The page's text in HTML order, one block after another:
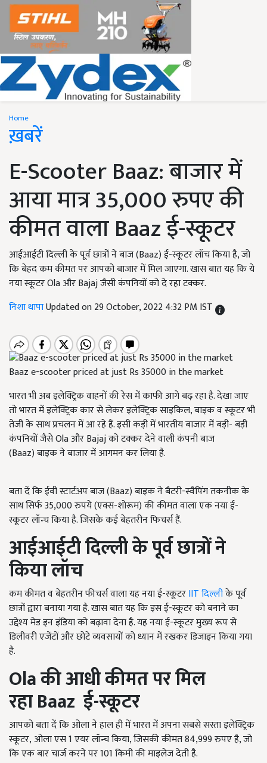
Home
ख़बरें
E-Scooter Baaz: बाजार में
आया मात्र 35,000 रुपए की
कीमत वाला Baaz ई-स्कूटर
आईआईटी दिल्ली के पूर्व छात्रों ने बाज (Baaz) ई-स्कूटर लॉच किया है, जो
कि बेहद कम कीमत पर आपको बाजार में मिल जाएगा. खास बात यह कि ये
नया स्कूटर Ola और Bajaj जैसी कंपनियों को दे रहा टक्कर.
निशा थापाUpdated on 29 October, 2022 4:32 PM IST
Baaz e-scooter priced at just Rs 35000 in the market
भारत भी अब इलेक्ट्रिक वाहनों की रेस में काफी आगे बढ़ रहा है. देखा जाए
तो भारत में इलेक्ट्रिक कार से लेकर इलेक्ट्रिक साइकिल, बाइक व स्कूटर भी
तेजी के साथ प्रचलन में आ रहे हैं. इसी कड़ी में भारतीय बाजार में बड़ी- बड़ी
कंपनियों जैसेOlaऔरBajajको टक्कर देने वाली कंपनीबाज
(Baaz)बाइकने बाजार में आगमन कर लिया है.
बता दें कि ईवी स्टार्टअप बाज (Baaz)बाइक ने बैटरी-स्वैपिंग तकनीक के
साथ सिर्फ 35,000 रुपये (एक्स-शोरूम) की कीमत वाला एक नया ई-
स्कूटर लॉन्च किया है. जिसके कई बेहतरीन फिचर्स हैं.
आईआईटी दिल्ली के पूर्व छात्रों ने
किया लॉच
कम कीमत व बेहतरीन फीचर्स वाला यह नया ई-स्कूटरIITदिल्लीके पूर्व
छात्रों द्वारा बनाया गया है. खास बात यह कि इस ई-स्कूटर को बनाने का
उद्देश्य मेड इन इंडिया को बढ़ावा देना है. यह नया ई-स्कूटर मुख्य रूप से
डिलीवरी एजेंटों और छोटे व्यवसायों को ध्यान में रखकर डिजाइन किया गया
है.
Olaकी आधी कीमत पर मिल
रहाBaaz ई-स्कूटर
आपको बता दें कि ओला ने हाल ही में भारत में अपना सबसे सस्ता इलेक्ट्रिक
स्कूटर,ओला एस 1 एयर लॉन्च किया, जिसकी कीमत 84,999 रुपए है, जो
कि एक बार चार्ज करने पर 101 किमी की माइलेज देती है.